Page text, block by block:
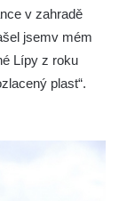
v zahradě
jsemv mém
Lípy z roku
plast“.